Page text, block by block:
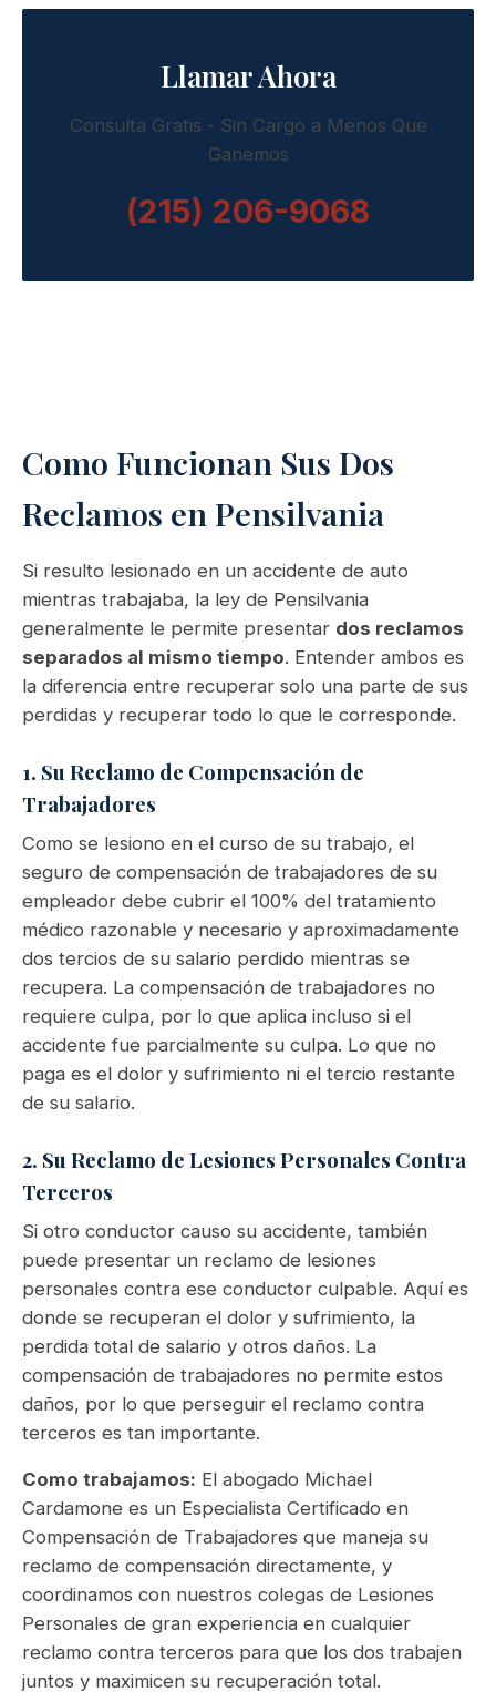
Llamar Ahora
Consulta Gratis - Sin Cargo a Menos Que
Ganemos
(215) 206-9068
Como Funcionan Sus Dos
Reclamos en Pensilvania
Si resulto lesionado en un accidente de auto
mientras trabajaba, la ley de Pensilvania
generalmente le permite presentar dos reclamos
separados al mismo tiempo. Entender ambos es
la diferencia entre recuperar solo una parte de sus
perdidas y recuperar todo lo que le corresponde.
1. Su Reclamo de Compensación de
Trabajadores
Como se lesiono en el curso de su trabajo, el
seguro de compensación de trabajadores de su
empleador debe cubrir el 100% del tratamiento
médico razonable y necesario y aproximadamente
dos tercios de su salario perdido mientras se
recupera. La compensación de trabajadores no
requiere culpa, por lo que aplica incluso si el
accidente fue parcialmente su culpa. Lo que no
paga es el dolor y sufrimiento ni el tercio restante
de su salario.
2. Su Reclamo de Lesiones Personales Contra
Terceros
Si otro conductor causo su accidente, también
puede presentar un reclamo de lesiones
personales contra ese conductor culpable. Aquí es
donde se recuperan el dolor y sufrimiento, la
perdida total de salario y otros daños. La
compensación de trabajadores no permite estos
daños, por lo que perseguir el reclamo contra
terceros es tan importante.
Como trabajamos: El abogado Michael
Cardamone es un Especialista Certificado en
Compensación de Trabajadores que maneja su
reclamo de compensación directamente, y
coordinamos con nuestros colegas de Lesiones
Personales de gran experiencia en cualquier
reclamo contra terceros para que los dos trabajen
juntos y maximicen su recuperación total.